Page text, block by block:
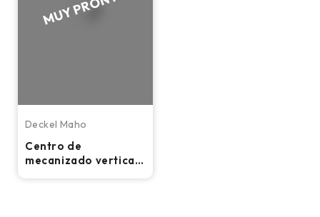
Deckel Maho
Centro de
mecanizado vertical